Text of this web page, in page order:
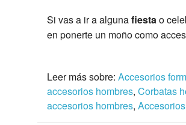
Si vas a ir a algunafiestao
en ponerte un moño como
Leer más sobre: Accesorios
accesorios hombres, Corbatas
accesorios hombres,